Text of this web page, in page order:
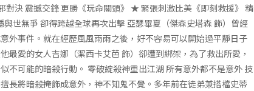
決 震撼交鋒 更勝《玩命關頭》 ★ 緊張刺激比美《即刻救援》 精
世無爭 卻得跨越全球再次出擊 亞瑟畢夏（傑森史塔森 飾）曾經
外事件。就在經歷風風雨雨之後，好不容易可以開始過平靜日子
愛的女人吉娜（潔西卡艾芭 飾）卻遭到綁架，為了救出所愛，
不可能的暗殺行動。 零破綻殺神重出江湖 所有意外都不是意外 技
長將暗殺掩飾成意外，神不知鬼不覺。多年前在徒弟兼搭檔史蒂